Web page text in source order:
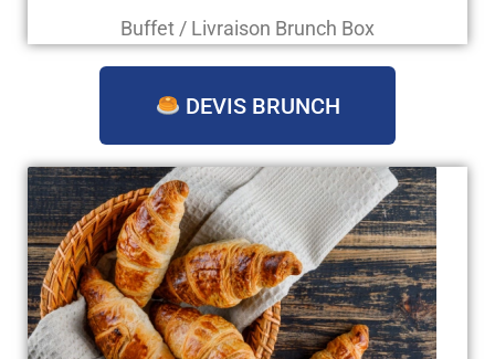
Buffet / Livraison Brunch Box
DEVIS BRUNCH